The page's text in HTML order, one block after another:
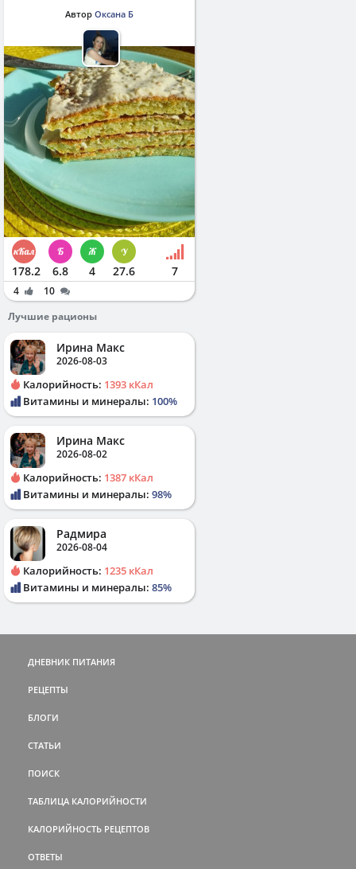
Автор Оксана Б
178.2 6.8 4 27.6 7
4
10
Лучшие рационы
Ирина Макс
2026-08-03
Калорийность: 1393 кКал
Витамины и минералы: 100%
Ирина Макс
2026-08-02
Калорийность: 1387 кКал
Витамины и минералы: 98%
Радмира
2026-08-04
Калорийность: 1235 кКал
Витамины и минералы: 85%
ДНЕВНИК ПИТАНИЯ
РЕЦЕПТЫ
БЛОГИ
СТАТЬИ
ПОИСК
ТАБЛИЦА КАЛОРИЙНОСТИ
КАЛОРИЙНОСТЬ РЕЦЕПТОВ
ОТВЕТЫ